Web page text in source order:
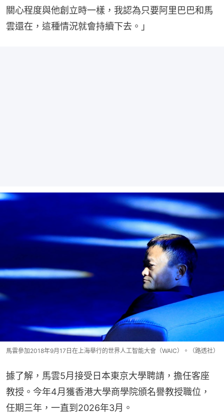
關心程度與他創立時一樣，我認為只要阿里巴巴和馬
雲還在，這種情況就會持續下去。」
馬雲參加2018年9月17日在上海舉行的世界人工智能大會（WAIC）。（路透社）
據了解，馬雲5月接受日本東京大學聘請，擔任客座
教授。今年4月獲香港大學商學院頒名譽教授職位，
任期三年，一直到2026年3月。